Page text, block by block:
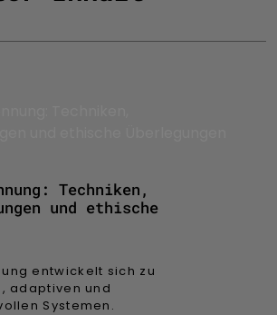
Techniken,
und ethische
entwickelt sich zu
adaptiven und
Systemen.